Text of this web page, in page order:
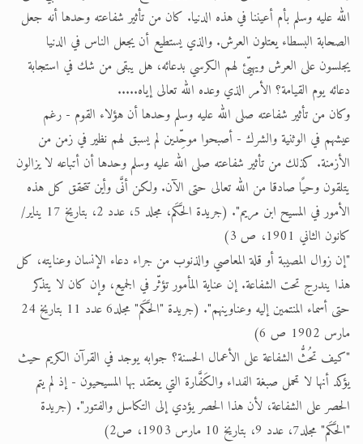
الله عليه وسلم بأم أعيننا في هذه الدنيا. كان من تأثير شفاعته وحدها أنه جعل
الصحابة البسطاء يعتلون العرش. والذي يستطيع أن يجعل الناس في الدنيا
يجلسون على العرش ويهيّئ لهم الكرسي بدعائه، هل يبقى من شك في استجابة
دعائه يوم القيامة؟ الأمر الذي وعده الله تعالى إياه.....
وكان من تأثير شفاعته صلى الله عليه وسلم وحدها أن هؤلاء القوم - رغم
عيشهم في الوثنية والشرك - أصبحوا موحِّدين لم يسبق لهم نظير في زمن من
الأزمنة. كذلك من تأثير شفاعته صلى الله عليه وسلم وحدها أن أتباعه لا يزالون
يتلقون وحيًا صادقا من الله تعالى حتى الآن. ولكن أنَّى وأين تتحقق كل هذه
الأمور في المسيح ابن مريم". (جريدة الحَكَم، مجلد 5، عدد 2، بتاريخ 17 يناير/
كانون الثاني 1901، ص 3)
"إن زوال المصيبة أو قلة المعاصي والذنوب من جراء دعاء الإنسان وعنايته، كل
هذا يندرج تحت الشفاعة. إن عناية المأمور تؤثّر في الجميع، وإن كان لا يتذكر
حتى أسماء المنتمين إليه وعناوينهم". (جريدة "الحَكَم" مجلد6 عدد 11 بتاريخ 24
مارس 1902 ص 6)
"كيف تحُثُّ الشفاعة على الأعمال الحسنة؟ جوابه يوجد في القرآن الكريم حيث
يؤكد أنها لا تحمل صبغة الفداء والكَفَّارة التي يعتقد بها المسيحيون - إذ لم يتم
الحصر على الشفاعة، لأن هذا الحصر يؤدي إلى التكاسل والفتور". (جريدة
"الحَكَم" مجلد7، عدد 9، بتاريخ 10 مارس 1903، ص2)